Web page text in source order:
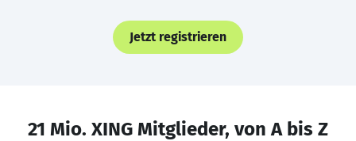
Jetzt registrieren
21 Mio. XING Mitglieder, von A bis Z